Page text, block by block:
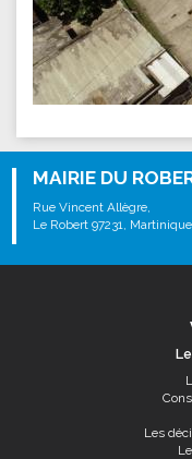
MAIRIE DU
Rue Vincent Allègre,
Le Robert 97231, Martinique
Les